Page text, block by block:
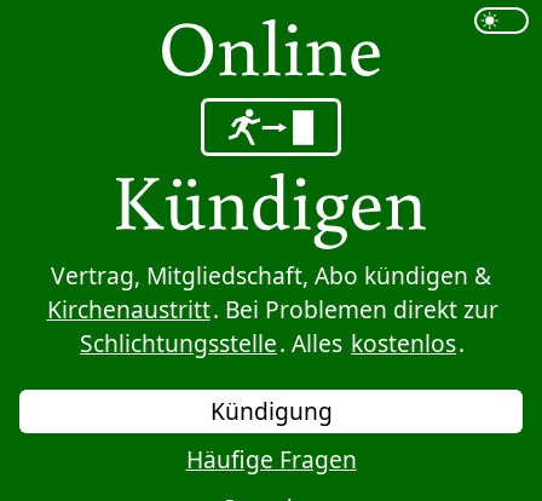
Sprung zum Inhalt
Vertrag, Mitgliedschaft, Abo kündigen &
Kirchenaustritt. Bei Problemen direkt zur
Schlichtungsstelle. Alles kostenlos.
Kündigung
Häufige Fragen